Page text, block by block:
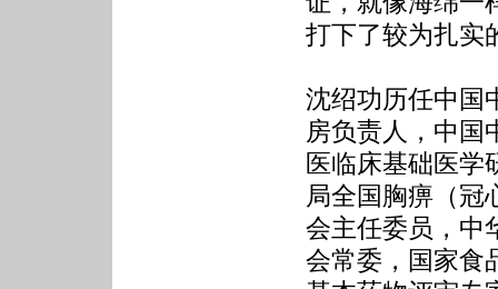
打下了较为扎实
沈绍功历任中国
房负责人，中国
医临床基础医学
局全国胸痹（冠
会主任委员，中
会常委，国家食